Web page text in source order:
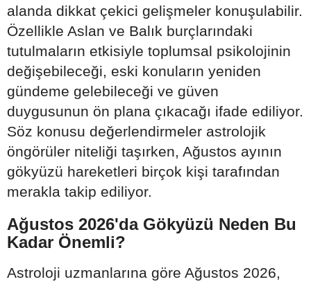
alanda dikkat çekici gelişmeler konuşulabilir.
Özellikle Aslan ve Balık burçlarındaki
tutulmaların etkisiyle toplumsal psikolojinin
değişebileceği, eski konuların yeniden
gündeme gelebileceği ve güven
duygusunun ön plana çıkacağı ifade ediliyor.
Söz konusu değerlendirmeler astrolojik
öngörüler niteliği taşırken, Ağustos ayının
gökyüzü hareketleri birçok kişi tarafından
merakla takip ediliyor.
Ağustos 2026'da Gökyüzü Neden Bu
Kadar Önemli?
Astroloji uzmanlarına göre Ağustos 2026,